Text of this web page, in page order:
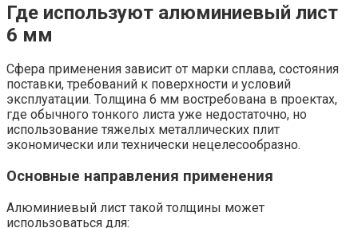
Где используют алюминиевый лист
6 мм
Сфера применения зависит от марки сплава, состояния
поставки, требований к поверхности и условий
эксплуатации. Толщина 6 мм востребована в проектах,
где обычного тонкого листа уже недостаточно, но
использование тяжелых металлических плит
экономически или технически нецелесообразно.
Основные направления применения
Алюминиевый лист такой толщины может
использоваться для: